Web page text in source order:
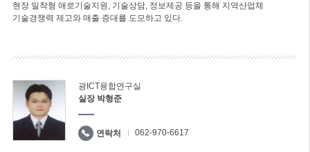
현장 밀착형 애로기술지원, 기술상담, 정보제공 등을 통해 지역산업체
기술경쟁력 제고와 매출 증대를 도모하고 있다.
광ICT융합연구실
실장 박형준
연락처 062-970-6617